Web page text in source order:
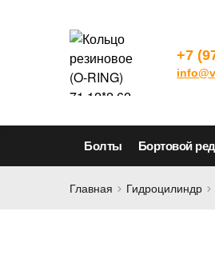
+7
Болты Бортовой
Главная Гидроцилиндр